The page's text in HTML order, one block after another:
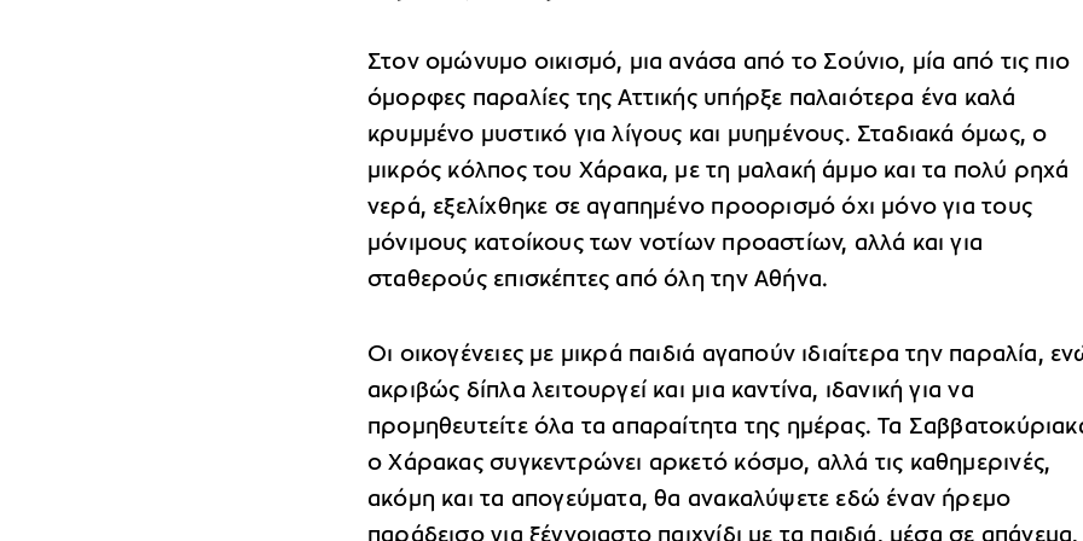
Στον ομώνυμο οικισμό, μια ανάσα από το Σούνιο, μία από τις πιο
όμορφες παραλίες της Αττικής υπήρξε παλαιότερα ένα καλά
κρυμμένο μυστικό για λίγους και μυημένους. Σταδιακά όμως, ο
μικρός κόλπος του Χάρακα, με τη μαλακή άμμο και τα πολύ ρηχά
νερά, εξελίχθηκε σε αγαπημένο προορισμό όχι μόνο για τους
μόνιμους κατοίκους των νοτίων προαστίων, αλλά και για
σταθερούς επισκέπτες από όλη την Αθήνα.
Οι οικογένειες με μικρά παιδιά αγαπούν ιδιαίτερα την παραλία,
ακριβώς δίπλα λειτουργεί και μια καντίνα, ιδανική για να
προμηθευτείτε όλα τα απαραίτητα της ημέρας. Τα
ο Χάρακας συγκεντρώνει αρκετό κόσμο, αλλά τις καθημερινές,
ακόμη και τα απογεύματα, θα ανακαλύψετε εδώ έναν ήρεμο
παράδεισο για ξέγνοιαστο παιχνίδι με τα παιδιά, μέσα σε απάνεμα,